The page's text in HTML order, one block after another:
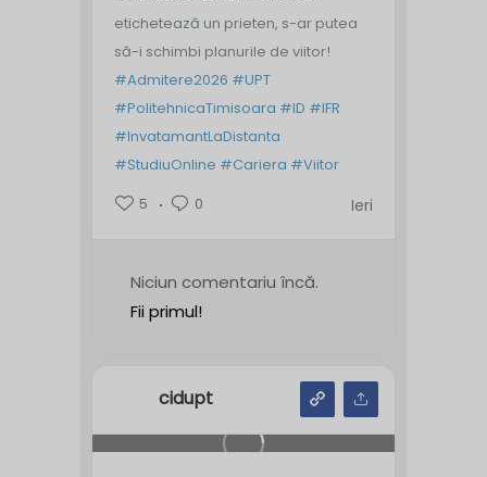
etichetează un prieten, s-ar putea
să-i schimbi planurile de viitor!
#Admitere2026 #UPT
#PolitehnicaTimisoara #ID #IFR
#InvatamantLaDistanta
#StudiuOnline #Cariera #Viitor
5
0 Ieri
Niciun comentariu încă.
Fii primul!
cidupt